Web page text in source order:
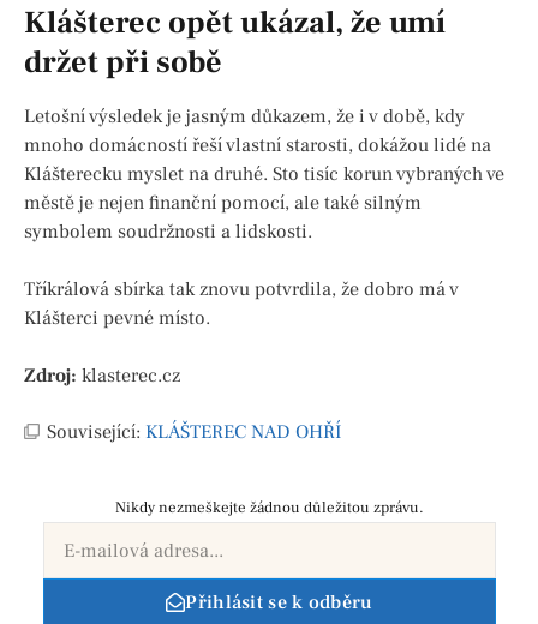
Klášterec opět ukázal, že umí
držet při sobě
Letošní výsledek je jasným důkazem, že i v době, kdy
mnoho domácností řeší vlastní starosti, dokážou lidé na
Klášterecku myslet na druhé. Sto tisíc korun vybraných ve
městě je nejen finanční pomocí, ale také silným
symbolem soudržnosti a lidskosti.
Tříkrálová sbírka tak znovu potvrdila, že dobro má v
Klášterci pevné místo.
Zdroj: klasterec.cz
Související: KLÁŠTEREC NAD OHŘÍ
Nikdy nezmeškejte žádnou důležitou zprávu.
Přihlásit se k odběru